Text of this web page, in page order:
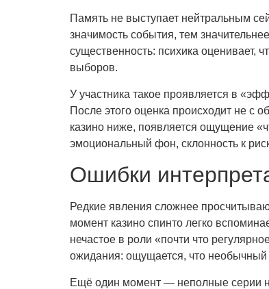
Память не выступает нейтральным
значимость события, тем
существенность: психика
выборов.
У участника такое проявляется в
После этого оценка происходит не с
казино ниже, появляется ощущение
эмоциональный фон, склонность к
Ошибки
Редкие явления сложнее
момент казино спинто легко
нечастое в роли «почти что
ожидания: ощущается, что необычный
Ещё один момент — неполные серии